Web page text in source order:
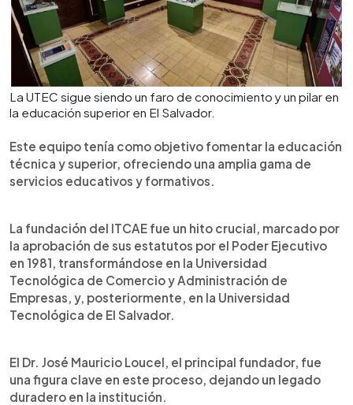
La UTEC sigue siendo un faro de conocimiento y un pilar en
la educación superior en El Salvador.
Este equipo tenía como objetivo fomentar la educación
técnica y superior, ofreciendo una amplia gama de
servicios educativos y formativos.
La fundación del ITCAE fue un hito crucial, marcado por
la aprobación de sus estatutos por el Poder Ejecutivo
en 1981, transformándose en la Universidad
Tecnológica de Comercio y Administración de
Empresas, y, posteriormente, en la Universidad
Tecnológica de El Salvador.
El Dr. José Mauricio Loucel, el principal fundador, fue
una figura clave en este proceso, dejando un legado
duradero en la institución.